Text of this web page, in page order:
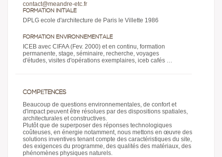
contact@meandre-etc.fr
FORMATION INITIALE
DPLG ecole d'architecture de Paris le Villette 1986
FORMATION ENVIRONNEMENTALE
ICEB avec CIFAA (Fev. 2000) et en continu, formation
permanente, stage, séminaire, recherche, voyages
d'études, visites d'opérations exemplaires, iceb cafés …
COMPÉTENCES
Beaucoup de questions environnementales, de confort et
d'impact peuvent être résolues par des dispositions spatiales,
architecturales et constructives.
Plutôt que de superposer des réponses technologiques
coûteuses, en énergie notamment, nous mettons en œuvre des
solutions inventives tenant compte des caractéristiques du site,
des exigences du programme, des qualités des matériaux, des
phénomènes physiques naturels.